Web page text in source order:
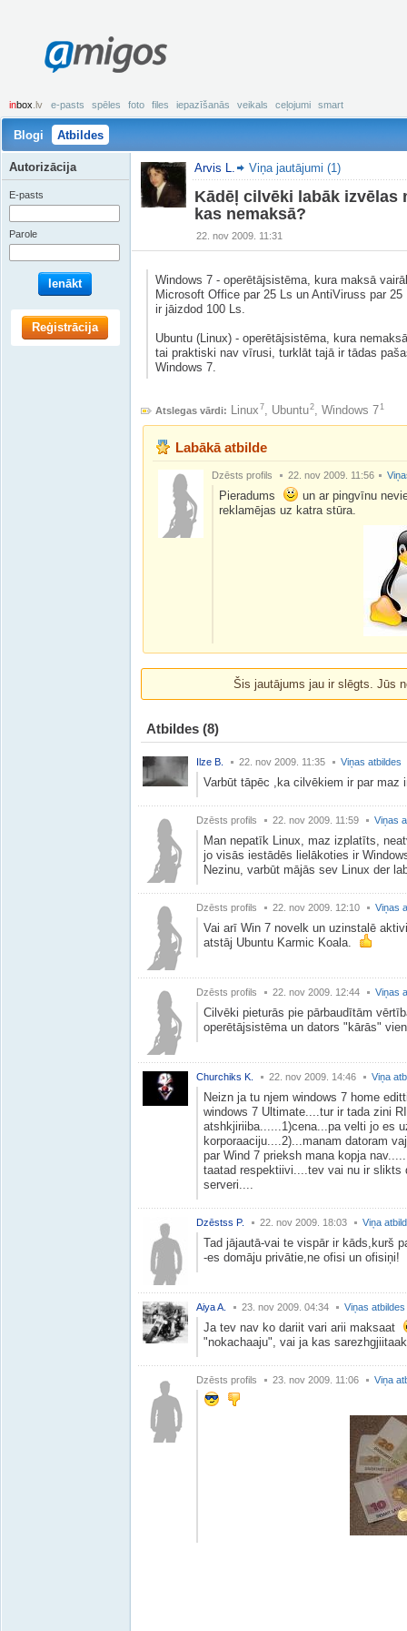
amigos
inbox .lv e-pasts spēles foto files iepazīšanās veikals ceļojumi smart
Blogi Atbildes
Arvis L. Viņa jautājumi (1)
Kādēļ cilvēki labāk izvēlas
kas nemaksā?
22. nov 2009. 11:31
Windows 7 - operētājsistēma, kura maksā
Microsoft Office par 25 Ls un AntiViruss par
ir jāizdod 100 Ls.
Ubuntu (Linux) - operētājsistēma, kura
tai praktiski nav vīrusi, turklāt tajā ir tādas
Windows 7.
Atslegas vārdi: Linux 7, Ubuntu2, Windows 71
Labākā atbilde
Dzēsts profils 22. nov 2009. 11:56
Pieradums
un ar pingvīnu
reklamējas uz katra stūra.
Šis jautājums jau ir slēgts. Jūs
Atbildes (8)
Ilze B. 22. nov 2009. 11:35 Viņas atbildes
Varbūt tāpēc ,ka cilvēkiem ir par maz
Dzēsts profils 22. nov 2009. 11:59 Viņas
Man nepatīk Linux, maz izplatīts,
jo visās iestādēs lielākoties ir
Nezinu, varbūt mājās sev Linux der
Dzēsts profils 22. nov 2009. 12:10 Viņas
Vai arī Win 7 novelk un uzinstalē
atstāj Ubuntu Karmic Koala.
Dzēsts profils 22. nov 2009. 12:44 Viņas
Cilvēki pieturās pie pārbaudītām
operētājsistēma un dators "kārās"
Churchiks K. 22. nov 2009. 14:46 Viņa
Neizn ja tu njem windows 7 home
windows 7 Ultimate....tur ir tada zini
atshkjiriiba......1)cena...pa velti jo es
korporaaciju....2)...manam datoram
par Wind 7 prieksh mana kopja
taatad respektiivi....tev vai nu ir slikts
serveri....
Dzēstss P. 22. nov 2009. 18:03 Viņa
Tad jājautā-vai te vispār ir kāds,kurš
-es domāju privātie,ne ofisi un ofisiņi!
Aiya A. 23. nov 2009. 04:34 Viņas atbildes
Ja tev nav ko dariit vari arii maksaat
"nokachaaju", vai ja kas
Dzēsts profils 23. nov 2009. 11:06 Viņa
Autorizācija
E-pasts
Parole
Ienākt
Reģistrācija